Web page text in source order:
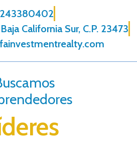
California Sur, C.P. 23473